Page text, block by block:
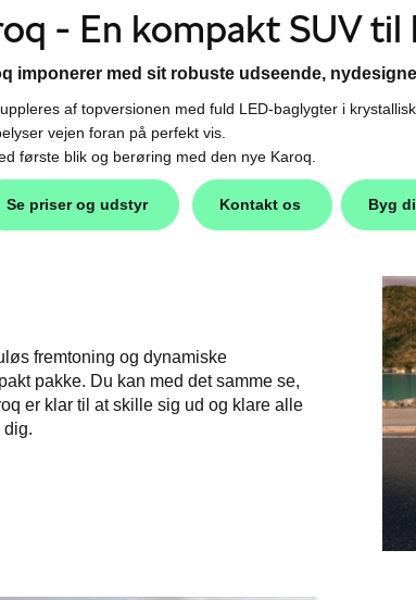
- En kompakt SUV
imponerer med sit robuste udseende,
af topversionen med fuld LED-baglygter i
vejen foran på perfekt vis.
første blik og berøring med den nye Karoq.
Se priser og udstyr Kontakt os Byg
fremtoning og dynamiske
pakke. Du kan med det samme se,
er klar til at skille sig ud og klare alle
dig.